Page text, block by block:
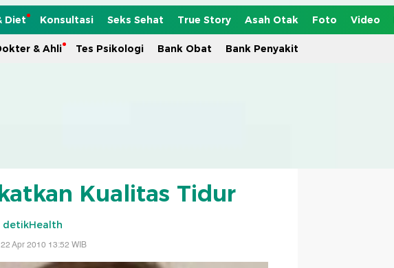
Diet Konsultasi Seks Sehat True Story Asah Otak Foto Video
& Ahli Tes Psikologi Bank Obat Bank Penyakit
Kualitas Tidur
detikHealth
Apr 2010 13:52 WIB